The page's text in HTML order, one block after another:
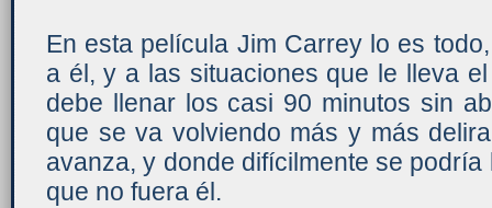
En esta película Jim Carrey lo es
a él, y a las situaciones que le lleva
debe llenar los casi 90 minutos sin
que se va volviendo más y más
avanza, y donde difícilmente se
que no fuera él.